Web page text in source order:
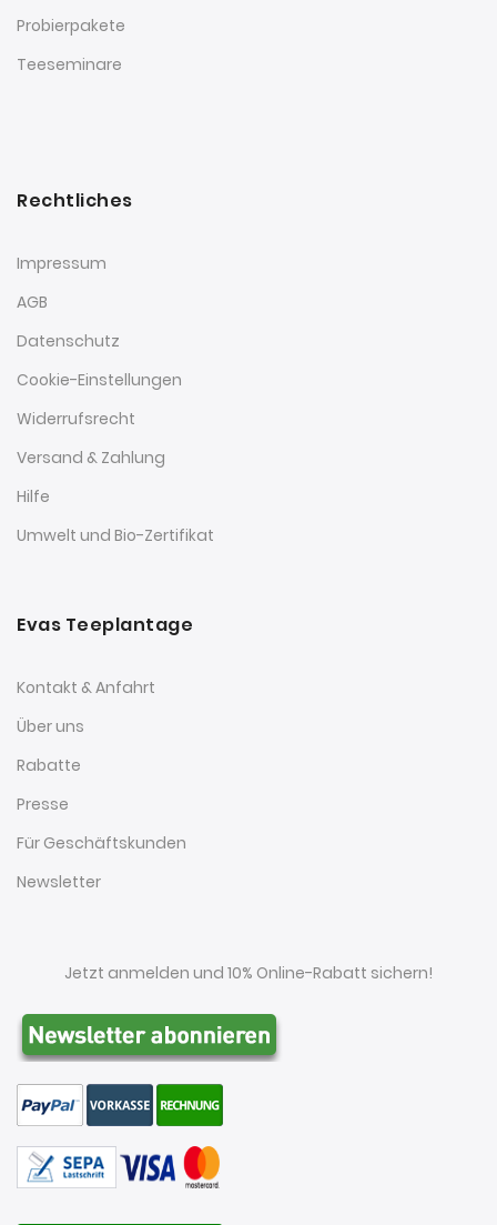
Probierpakete
Teeseminare
Rechtliches
Impressum
AGB
Datenschutz
Cookie-Einstellungen
Widerrufsrecht
Versand & Zahlung
Hilfe
Umwelt und Bio-Zertifikat
Evas Teeplantage
Kontakt & Anfahrt
Über uns
Rabatte
Presse
Für Geschäftskunden
Newsletter
Jetzt anmelden und 10% Online-Rabatt sichern!